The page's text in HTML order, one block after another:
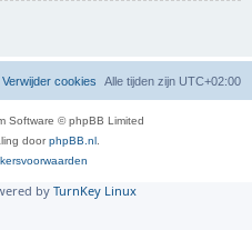
Alle tijden zijn UTC+02:00
Verwijder cookies
Software © phpBB Limited
doorphpBB.nl
by TurnKey Linux